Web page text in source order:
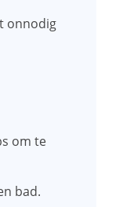
onnodig
om te
bad.